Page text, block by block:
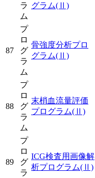
ラ
ム
グラム(Ⅱ)
87
プ
ロ
グ
ラ
ム
骨強度分析プロ
グラム(Ⅱ)
88
プ
ロ
グ
ラ
ム
末梢血流量評価
プログラム(Ⅱ)
89
プ
ロ
グ
ラ
ICG検査用画像解
析プログラム(Ⅱ)